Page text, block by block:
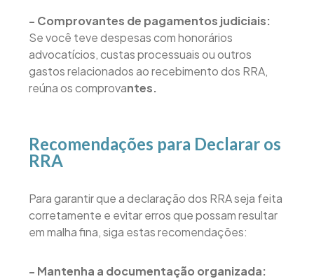
- Comprovantes de pagamentos judiciais:
Se você teve despesas com honorários
advocatícios, custas processuais ou outros
gastos relacionados ao recebimento dos RRA,
reúna os comprovantes.
Recomendações para Declarar os
RRA
Para garantir que a declaração dos RRA seja feita
corretamente e evitar erros que possam resultar
em malha fina, siga estas recomendações:
- Mantenha a documentação organizada: